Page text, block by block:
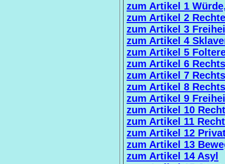
zum Artikel 1
zum Artikel 2
zum Artikel 3
zum Artikel 4
zum Artikel 5
zum Artikel 6
zum Artikel 7
zum Artikel 8
zum Artikel 9
zum Artikel 10
zum Artikel 11 Recht
zum Artikel 12
zum Artikel 13
zum Artikel 14 Asyl